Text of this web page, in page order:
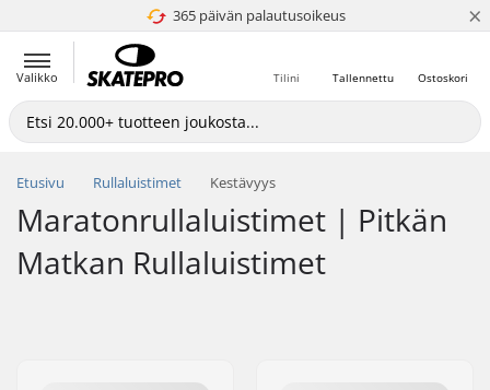
365 päivän palautusoikeus
4.8 / 5 ×
Valikko Ostoskori
Tallennettu
Tilini
Etusivu Rullaluistimet Kestävyys
Maratonrullaluistimet | Pitkän
Matkan Rullaluistimet